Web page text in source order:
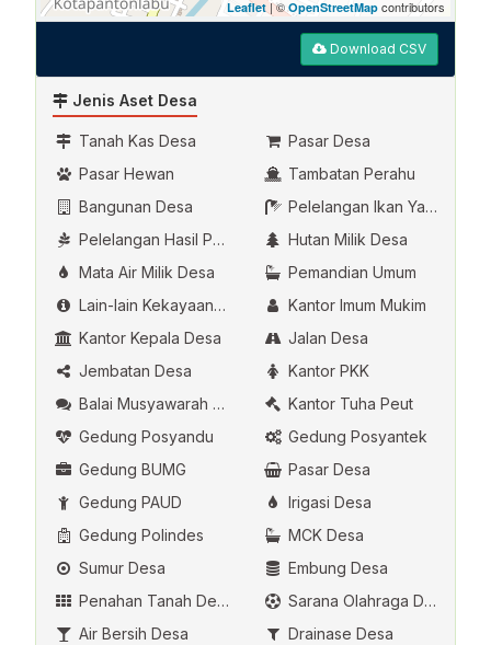
Leaflet| © OpenStreetMap contributors
Download CSV
Jenis Aset Desa
Tanah Kas Desa
Pasar Desa
Pasar Hewan
Tambatan Perahu
Bangunan Desa
Pelelangan Ikan Yang Dikelola Oleh Desa
Pelelangan Hasil Pertanian
Hutan Milik Desa
Mata Air Milik Desa
Pemandian Umum
Lain-lain Kekayaan Asli Desa
Kantor Imum Mukim
Kantor Kepala Desa
Jalan Desa
Jembatan Desa
Kantor PKK
Balai Musyawarah Desa
Kantor Tuha Peut
Gedung Posyandu
Gedung Posyantek
Gedung BUMG
Pasar Desa
Gedung PAUD
Irigasi Desa
Gedung Polindes
MCK Desa
Sumur Desa
Embung Desa
Penahan Tanah Desa
Sarana Olahraga Desa
Air Bersih Desa
Drainase Desa